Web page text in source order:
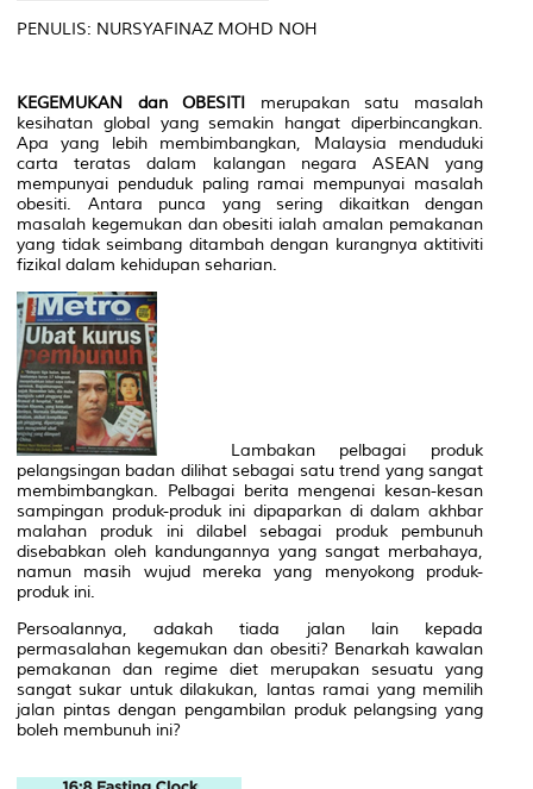
PENULIS: NURSYAFINAZ MOHD NOH
KEGEMUKAN dan OBESITI merupakan satu masalah
kesihatan global yang semakin hangat diperbincangkan.
Apa yang lebih membimbangkan, Malaysia menduduki
carta teratas dalam kalangan negara ASEAN yang
mempunyai penduduk paling ramai mempunyai masalah
obesiti. Antara punca yang sering dikaitkan dengan
masalah kegemukan dan obesiti ialah amalan pemakanan
yang tidak seimbang ditambah dengan kurangnya aktitiviti
fizikal dalam kehidupan seharian.
Lambakan pelbagai produk
pelangsingan badan dilihat sebagai satu trend yang sangat
membimbangkan. Pelbagai berita mengenai kesan-kesan
sampingan produk-produk ini dipaparkan di dalam akhbar
malahan produk ini dilabel sebagai produk pembunuh
disebabkan oleh kandungannya yang sangat merbahaya,
namun masih wujud mereka yang menyokong produk-
produk ini.
Persoalannya, adakah tiada jalan lain kepada
permasalahan kegemukan dan obesiti? Benarkah kawalan
pemakanan dan regime diet merupakan sesuatu yang
sangat sukar untuk dilakukan, lantas ramai yang memilih
jalan pintas dengan pengambilan produk pelangsing yang
boleh membunuh ini?